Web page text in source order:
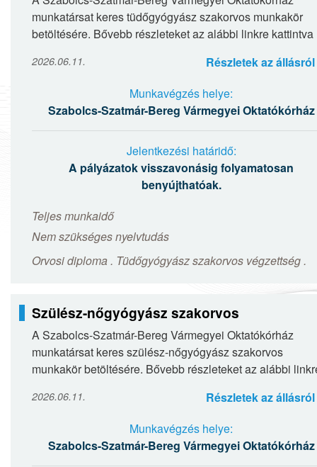
munkatársat keres tüdőgyógyász szakorvos munkakör
betöltésére. Bővebb részleteket az alábbi linkre kattintva
2026.06.11.
Részletek az állásról
Munkavégzés helye:
Szabolcs-Szatmár-Bereg Vármegyei Oktatókórház
Jelentkezési határidő:
A pályázatok visszavonásig folyamatosan
benyújthatóak.
Teljes munkaidő
Nem szükséges nyelvtudás
Orvosi diploma . Tüdőgyógyász szakorvos végzettség .
Szülész-nőgyógyász szakorvos
A Szabolcs-Szatmár-Bereg Vármegyei Oktatókórház
munkatársat keres szülész-nőgyógyász szakorvos
munkakör betöltésére. Bővebb részleteket az alábbi
2026.06.11.
Részletek az állásról
Munkavégzés helye:
Szabolcs-Szatmár-Bereg Vármegyei Oktatókórház